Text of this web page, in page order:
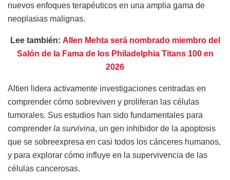
nuevos enfoques terapéuticos en una amplia gama de
neoplasias malignas.
Lee también: Allen Mehta será nombrado miembro del
Salón de la Fama de los Philadelphia Titans 100 en
2026
Altieri lidera activamente investigaciones centradas en
comprender cómo sobreviven y proliferan las células
tumorales. Sus estudios han sido fundamentales para
comprender la survivina, un gen inhibidor de la apoptosis
que se sobreexpresa en casi todos los cánceres humanos,
y para explorar cómo influye en la supervivencia de las
células cancerosas.